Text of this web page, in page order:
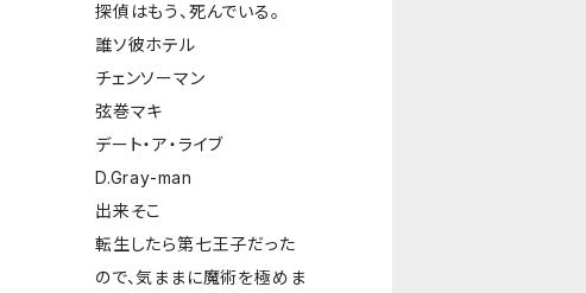
探偵はもう、死んでいる。
誰ソ彼ホテル
チェンソーマン
弦巻マキ
デート・ア・ライブ
D.Gray-man
出来そこ
転生したら第七王子だった
ので、気ままに魔術を極めま